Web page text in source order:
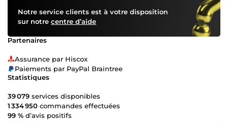
Notre service clients est à votre disposition
sur notre centre d’aide
Partenaires
Assurance par Hiscox
Paiements par PayPal Braintree
Statistiques
39 079 services disponibles
1 334 950 commandes effectuées
99 % d’avis positifs